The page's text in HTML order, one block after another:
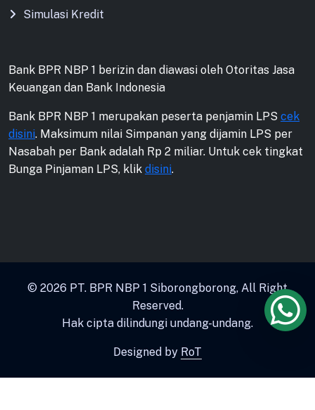
Simulasi Kredit
Bank BPR NBP 1 berizin dan diawasi oleh Otoritas Jasa
Keuangan dan Bank Indonesia
Bank BPR NBP 1 merupakan peserta penjamin LPS cek
disini. Maksimum nilai Simpanan yang dijamin LPS per
Nasabah per Bank adalah Rp 2 miliar. Untuk cek tingkat
Bunga Pinjaman LPS, klik disini.
© 2026 PT. BPR NBP 1 Siborongborong, All Right
Reserved.
Hak cipta dilindungi undang-undang.
Designed by RoT